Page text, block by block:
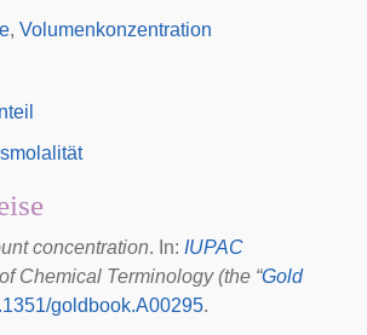
, Volumenkonzentration
concentration. In: IUPAC
Chemical Terminology (the “Gold
goldbook.A00295.